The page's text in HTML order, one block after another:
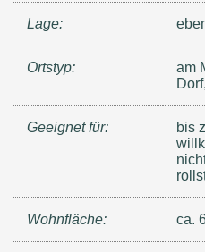
Lage:
Ortstyp:
am
Geeignet für:
bis
Wohnfläche: ca.